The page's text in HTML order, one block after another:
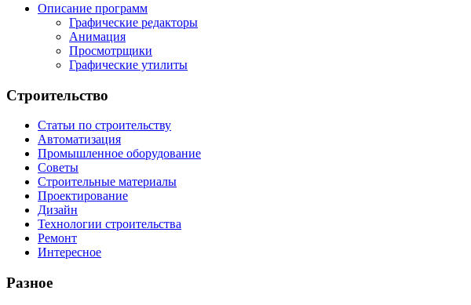
Описание программ
Графические редакторы
Анимация
Просмотрщики
Графические утилиты
Строительство
Статьи по строительству
Автоматизация
Промышленное оборудование
Советы
Строительные материалы
Проектирование
Дизайн
Технологии строительства
Ремонт
Интересное
Разное